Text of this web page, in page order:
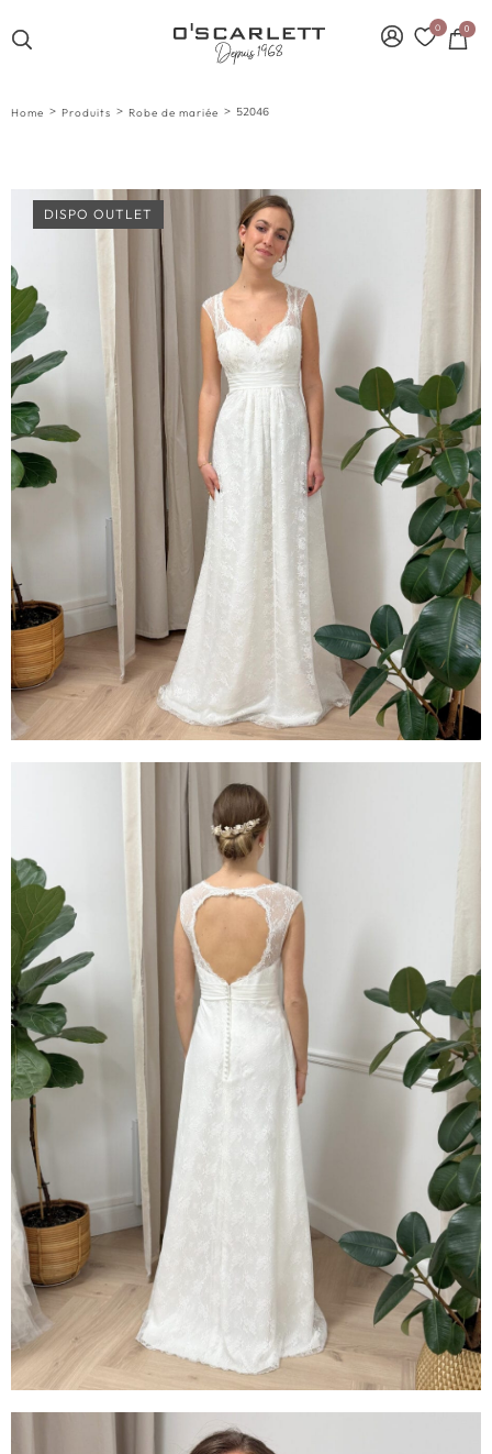
0 0
Home > Produits > Robe de mariée > 52046
DISPO OUTLET